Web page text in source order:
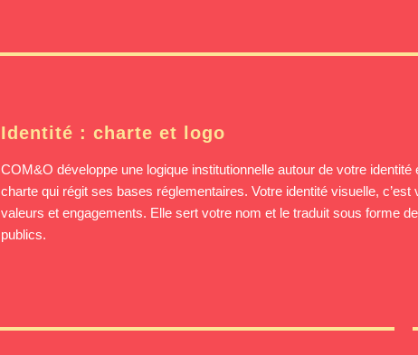
Identité : charte et logo
COM&O développe une logique institutionnelle autour de votre identité
charte qui régit ses bases réglementaires. Votre identité visuelle, c’est
valeurs et engagements. Elle sert votre nom et le traduit sous forme
publics.